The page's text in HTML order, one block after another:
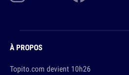
À PROPOS
Topito.com devient 10h26